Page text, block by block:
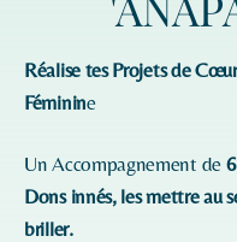
Réalise tes Projets de
Féminine
Un Accompagnement de
Dons innés, les mettre au
briller.